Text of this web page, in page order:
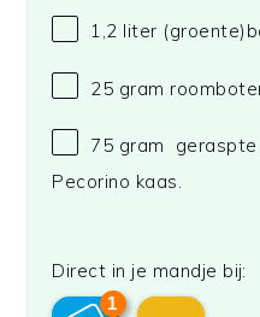
1,2 liter
25 gram
75 gram
Pecorino kaas.
Direct in je mandje bij:
1